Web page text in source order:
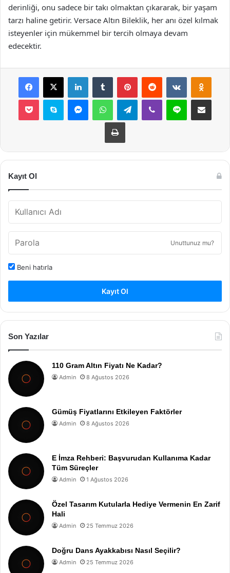
derinliği, onu sadece bir takı olmaktan çıkararak, bir yaşam
tarzı haline getirir. Versace Altın Bileklik, her anı özel kılmak
isteyenler için mükemmel bir tercih olmaya devam
edecektir.
Facebook
X LinkedInTumblr PinterestReddit VKontakte
Pocket Skype MessengerWhatsAppTelegramViber Line E-Posta ile
Yazdır
Kayıt Ol
Unuttunuz mu?
Beni hatırla
Kayıt Ol
Son Yazılar
110 Gram Altın Fiyatı Ne Kadar?
Admin 8 Ağustos 2026
Gümüş Fiyatlarını Etkileyen Faktörler
Admin 8 Ağustos 2026
E İmza Rehberi: Başvurudan Kullanıma Kadar
Tüm Süreçler
Admin 1 Ağustos 2026
Özel Tasarım Kutularla Hediye Vermenin En Zarif
Hali
Admin 25 Temmuz 2026
Doğru Dans Ayakkabısı Nasıl Seçilir?
Admin 25 Temmuz 2026